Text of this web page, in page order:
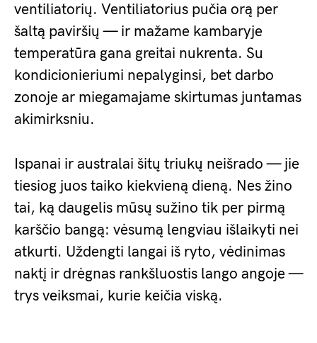
ventiliatorių. Ventiliatorius pučia orą per
šaltą paviršių — ir mažame kambaryje
temperatūra gana greitai nukrenta. Su
kondicionieriumi nepalyginsi, bet darbo
zonoje ar miegamajame skirtumas juntamas
akimirksniu.
Ispanai ir australai šitų triukų neišrado — jie
tiesiog juos taiko kiekvieną dieną. Nes žino
tai, ką daugelis mūsų sužino tik per pirmą
karščio bangą: vėsumą lengviau išlaikyti nei
atkurti. Uždengti langai iš ryto, vėdinimas
naktį ir drėgnas rankšluostis lango angoje —
trys veiksmai, kurie keičia viską.